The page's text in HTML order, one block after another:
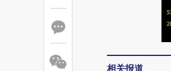
相关报道